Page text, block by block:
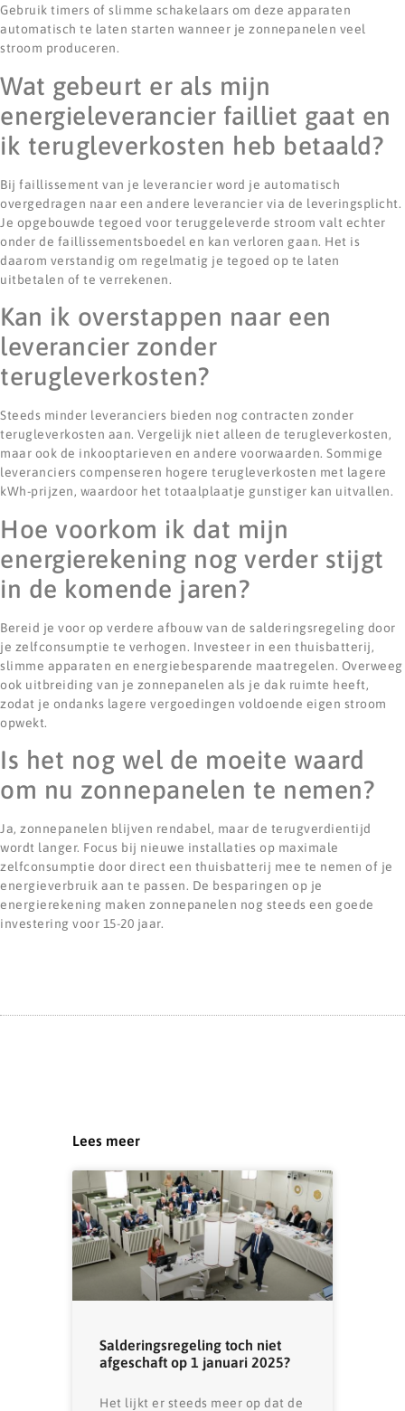
Gebruik timers of slimme schakelaars om deze apparaten
automatisch te laten starten wanneer je zonnepanelen veel
stroom produceren.
Wat gebeurt er als mijn
energieleverancier failliet gaat en
ik terugleverkosten heb betaald?
Bij faillissement van je leverancier word je automatisch
overgedragen naar een andere leverancier via de leveringsplicht.
Je opgebouwde tegoed voor teruggeleverde stroom valt echter
onder de faillissementsboedel en kan verloren gaan. Het is
daarom verstandig om regelmatig je tegoed op te laten
uitbetalen of te verrekenen.
Kan ik overstappen naar een
leverancier zonder
terugleverkosten?
Steeds minder leveranciers bieden nog contracten zonder
terugleverkosten aan. Vergelijk niet alleen de terugleverkosten,
maar ook de inkooptarieven en andere voorwaarden. Sommige
leveranciers compenseren hogere terugleverkosten met lagere
kWh-prijzen, waardoor het totaalplaatje gunstiger kan uitvallen.
Hoe voorkom ik dat mijn
energierekening nog verder stijgt
in de komende jaren?
Bereid je voor op verdere afbouw van de salderingsregeling door
je zelfconsumptie te verhogen. Investeer in een thuisbatterij,
slimme apparaten en energiebesparende maatregelen. Overweeg
ook uitbreiding van je zonnepanelen als je dak ruimte heeft,
zodat je ondanks lagere vergoedingen voldoende eigen stroom
opwekt.
Is het nog wel de moeite waard
om nu zonnepanelen te nemen?
Ja, zonnepanelen blijven rendabel, maar de terugverdientijd
wordt langer. Focus bij nieuwe installaties op maximale
zelfconsumptie door direct een thuisbatterij mee te nemen of je
energieverbruik aan te passen. De besparingen op je
energierekening maken zonnepanelen nog steeds een goede
investering voor 15-20 jaar.
Lees meer
Salderingsregeling toch niet
afgeschaft op 1 januari 2025?
Het lijkt er steeds meer op dat de